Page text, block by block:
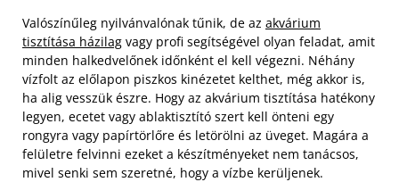
Valószínűleg nyilvánvalónak tűnik, de az akvárium
tisztítása házilag vagy profi segítségével olyan feladat, amit
minden halkedvelőnek időnként el kell végezni. Néhány
vízfolt az előlapon piszkos kinézetet kelthet, még akkor is,
ha alig vesszük észre. Hogy az akvárium tisztítása hatékony
legyen, ecetet vagy ablaktisztító szert kell önteni egy
rongyra vagy papírtörlőre és letörölni az üveget. Magára a
felületre felvinni ezeket a készítményeket nem tanácsos,
mivel senki sem szeretné, hogy a vízbe kerüljenek.